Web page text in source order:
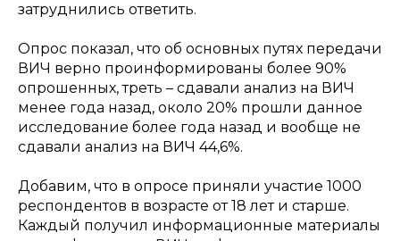
затруднились ответить.
Опрос показал, что об основных путях передачи
ВИЧ верно проинформированы более 90%
опрошенных, треть – сдавали анализ на ВИЧ
менее года назад, около 20% прошли данное
исследование более года назад и вообще не
сдавали анализ на ВИЧ 44,6%.
Добавим, что в опросе приняли участие 1000
респондентов в возрасте от 18 лет и старше.
Каждый получил информационные материалы